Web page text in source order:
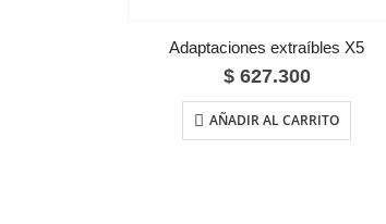
Adaptaciones extraíbles X5
$627.300
AÑADIR AL CARRITO